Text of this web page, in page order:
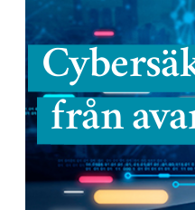
från